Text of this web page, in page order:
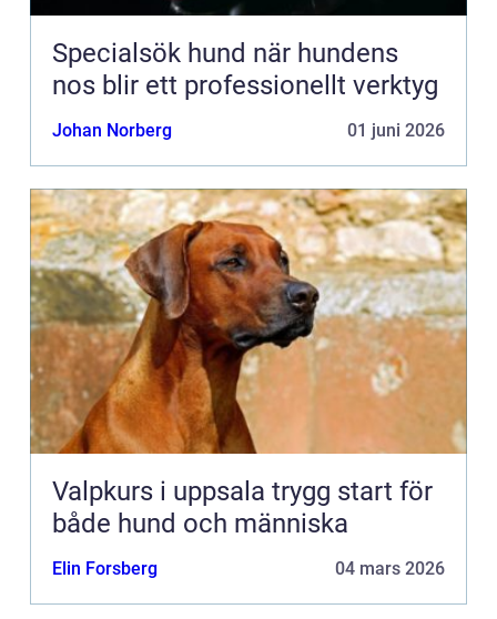
Specialsök hund när hundens
nos blir ett professionellt verktyg
Johan Norberg 01 juni 2026
Valpkurs i uppsala trygg start för
både hund och människa
Elin Forsberg 04 mars 2026